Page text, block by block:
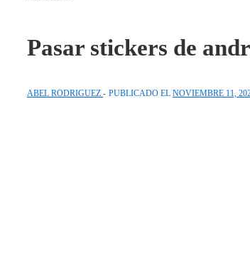
Pasar stickers de
ABEL RODRIGUEZ PUBLICADO EL NOVIEMBRE 11,